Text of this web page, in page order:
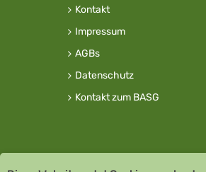
Kontakt
Impressum
AGBs
Datenschutz
Kontakt zum BASG